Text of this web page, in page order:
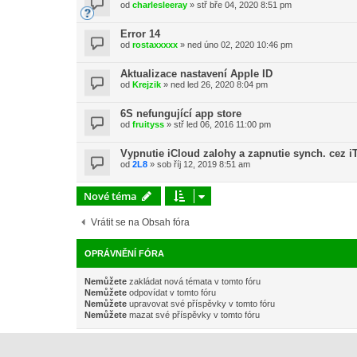
od charlesleeray » stř bře 04, 2020 8:51 pm
Error 14
od rostaxxxxx » ned úno 02, 2020 10:46 pm
Aktualizace nastavení Apple ID
od Krejzik » ned led 26, 2020 8:04 pm
6S nefungující app store
od fruityss » stř led 06, 2016 11:00 pm
Vypnutie iCloud zalohy a zapnutie synch. cez
od 2L8 » sob říj 12, 2019 8:51 am
Nové téma
Vrátit se na Obsah fóra
OPRÁVNĚNÍ FÓRA
Nemůžete zakládat nová témata v tomto fóru
Nemůžete odpovídat v tomto fóru
Nemůžete upravovat své příspěvky v tomto fóru
Nemůžete mazat své příspěvky v tomto fóru